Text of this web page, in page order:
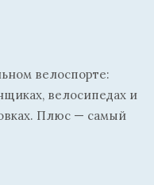
велоспорте:
велосипедах и
Плюс — самый